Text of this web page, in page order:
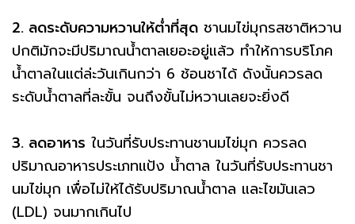
2. ลดระดับความหวานให้ต่ำที่สุด ชานมไข่มุกรสชาติหวาน
ปกติมักจะมีปริมาณน้ำตาลเยอะอยู่แล้ว ทำให้การบริโภค
น้ำตาลในแต่ล่ะวันเกินกว่า 6 ช้อนชาได้ ดังนั้นควรลด
ระดับน้ำตาลที่ละขั้น จนถึงขั้นไม่หวานเลยจะยิ่งดี
3. ลดอาหาร ในวันที่รับประทานชานมไข่มุก ควรลด
ปริมาณอาหารประเภทแป้ง น้ำตาล ในวันที่รับประทานชา
นมไข่มุก เพื่อไม่ให้ได้รับปริมาณน้ำตาล และไขมันเลว
(LDL) จนมากเกินไป